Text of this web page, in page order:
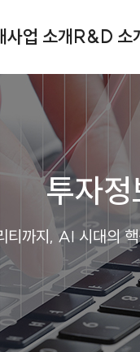
사업 소개 R&D 소
투자정
티까지, AI 시대의